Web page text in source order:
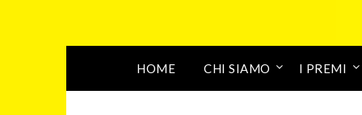
HOME CHI SIAMO I PREMI